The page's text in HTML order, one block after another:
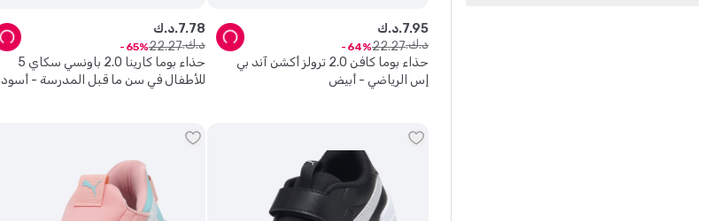
حذاء بوما كافن 2.0 ترولز أكشن آند بي
إس الرياضي - أبيض
د.ك.7.95
د.ك.
22.27
64
حذاء بوما كارينا 2.0 باونسي سكاي 5
للأطفال في سن ما قبل المدرسة - أسود
د.ك.7.78
د.ك.
22.27
65